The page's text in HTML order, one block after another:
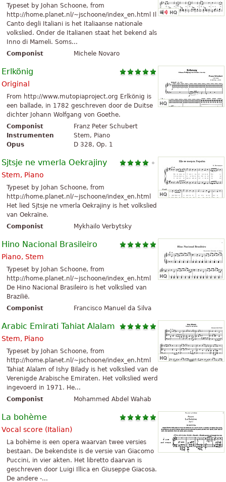
Typeset by Johan Schoone, from
http://home.planet.nl/~jschoone/index_en.html Il
Canto degli Italiani is het Italiaanse nationale
volkslied. Onder de Italianen staat het bekend als
Inno di Mameli. Soms...
Componist
Michele Novaro
Erlkönig
Original
From http://www.mutopiaproject.org Erlkönig is
een ballade, in 1782 geschreven door de Duitse
dichter Johann Wolfgang von Goethe.
Componist
Franz Peter Schubert
Instrumenten
Stem, Piano
Opus
D 328, Op. 1
Sjtsje ne vmerla Oekrajiny
Stem, Piano
Typeset by Johan Schoone, from
http://home.planet.nl/~jschoone/index_en.html
Het lied Sjtsje ne vmerla Oekrajiny is het volkslied
van Oekraïne.
Componist
Mykhailo Verbytsky
Hino Nacional Brasileiro
Piano, Stem
Typeset by Johan Schoone, from
http://home.planet.nl/~jschoone/index_en.html
De Hino Nacional Brasileiro is het volkslied van
Brazilië.
Componist
Francisco Manuel da Silva
Arabic Emirati Tahiat Alalam
Stem, Piano
Typeset by Johan Schoone, from
http://home.planet.nl/~jschoone/index_en.html
Tahiat Alalam of Ishy Bilady is het volkslied van de
Verenigde Arabische Emiraten. Het volkslied werd
ingevoerd in 1971. He...
Componist
Mohammed Abdel Wahab
La bohème
Vocal score (Italian)
La bohème is een opera waarvan twee versies
bestaan. De bekendste is de versie van Giacomo
Puccini, in vier akten. Het libretto daarvan is
geschreven door Luigi Illica en Giuseppe Giacosa.
De andere -...